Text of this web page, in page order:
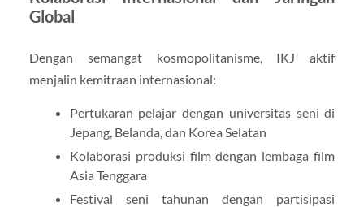
Global
Dengan semangat kosmopolitanisme, IKJ aktif
menjalin kemitraan internasional:
Pertukaran pelajar dengan universitas seni di
Jepang, Belanda, dan Korea Selatan
Kolaborasi produksi film dengan lembaga film
Asia Tenggara
Festival seni tahunan dengan partisipasi